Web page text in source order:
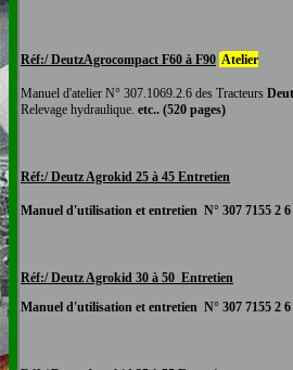
Réf:/ DeutzAgrocompact F60 à F90 Atelier
Manuel d'atelier N° 307.1069.2.6 des Tracteurs
Relevage hydraulique. etc.. (520 pages)
Réf:/ Deutz Agrokid 25 à 45 Entretien
Manuel d'utilisation et entretien N° 307 7155 2
Réf:/ Deutz Agrokid 30 à 50 Entretien
Manuel d'utilisation et entretien N° 307 7155 2